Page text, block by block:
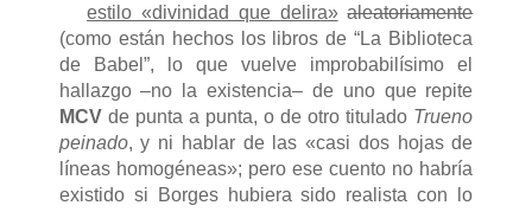
estilo «divinidad que delira» aleatoriamente
(como están hechos los libros de “La Biblioteca
de Babel”, lo que vuelve improbabilísimo el
hallazgo –no la existencia– de uno que repite
MCVde punta a punta, o de otro titulado Trueno
peinado, y ni hablar de las «casi dos hojas de
líneas homogéneas»; pero ese cuento no habría
existido si Borges hubiera sido realista con lo